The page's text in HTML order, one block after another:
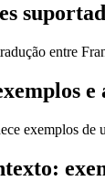
entre
e
exemplos de